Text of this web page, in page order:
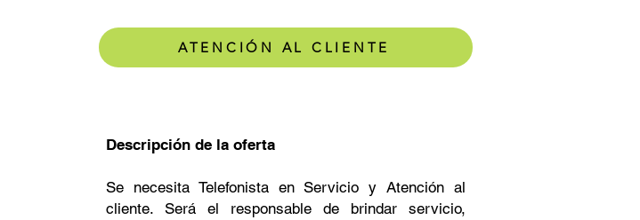
ATENCIÓN AL CLIENTE
Descripción de la oferta
Se necesita Telefonista en Servicio y Atención al
cliente. Será el responsable de brindar servicio,